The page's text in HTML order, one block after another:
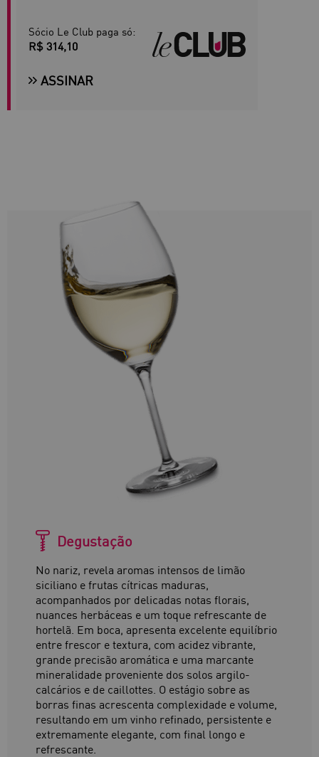
Sócio Le Club paga só:
R$ 314,10
ASSINAR
Degustação
No nariz, revela aromas intensos de limão
siciliano e frutas cítricas maduras,
acompanhados por delicadas notas florais,
nuances herbáceas e um toque refrescante de
hortelã. Em boca, apresenta excelente equilíbrio
entre frescor e textura, com acidez vibrante,
grande precisão aromática e uma marcante
mineralidade proveniente dos solos argilo-
calcários e de caillottes. O estágio sobre as
borras finas acrescenta complexidade e volume,
resultando em um vinho refinado, persistente e
extremamente elegante, com final longo e
refrescante.